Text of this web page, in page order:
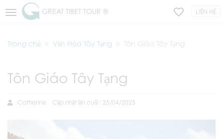
GREAT TIBET TOUR ® LIÊN HỆ
Trang chủ Văn Hóa Tây Tạng Tôn Giáo Tây Tạng
Tôn Giáo Tây Tạng
Catherine Cập nhật lần cuối : 25/04/2025